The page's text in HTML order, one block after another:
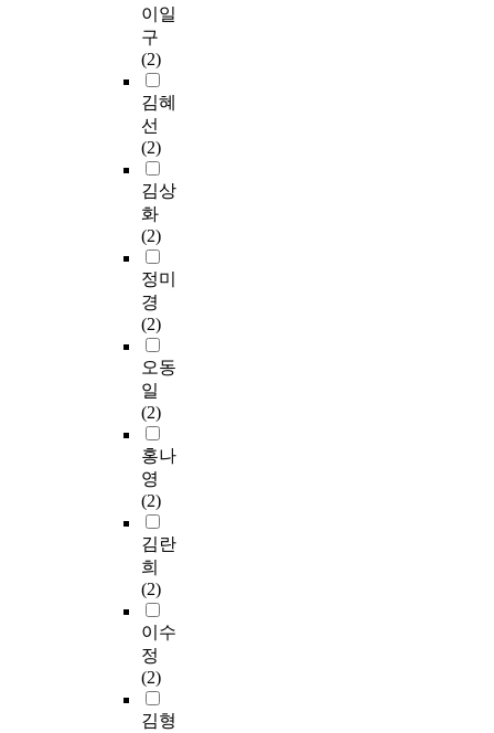
이일
구
(2)
김혜
선
(2)
김상
화
(2)
정미
경
(2)
오동
일
(2)
홍나
영
(2)
김란
희
(2)
이수
정
(2)
김형